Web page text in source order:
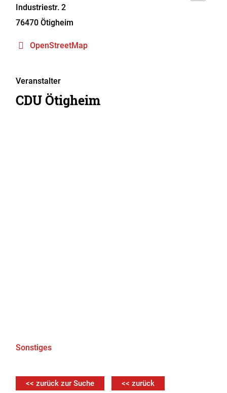
Industriestr. 2
76470 Ötigheim
OpenStreetMap
Veranstalter
CDU Ötigheim
Sonstiges
<< zurück zur Suche << zurück